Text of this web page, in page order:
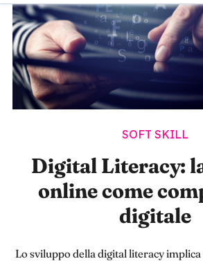
SOFT SKILL
Digital Literacy:
online come
digitale
Lo sviluppo della digital literacy implica